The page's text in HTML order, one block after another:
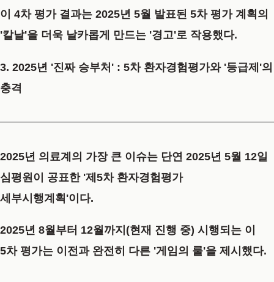
이 4차 평가 결과는 2025년 5월 발표된 5차 평가 계획의
'칼날'을 더욱 날카롭게 만드는 '경고'로 작용했다.
3. 2025년 '진짜 승부처' : 5차 환자경험평가와 '등급제'의
충격
2025년 의료계의 가장 큰 이슈는 단연 2025년 5월 12일
심평원이 공표한'제5차 환자경험평가
세부시행계획'이다.
2025년 8월부터 12월까지(현재 진행 중) 시행되는 이
5차 평가는 이전과 완전히 다른 '게임의 룰'을 제시했다.